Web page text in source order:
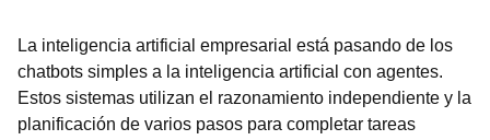
La inteligencia artificial empresarial está pasando de los
chatbots simples a la inteligencia artificial con agentes.
Estos sistemas utilizan el razonamiento independiente y la
planificación de varios pasos para completar tareas